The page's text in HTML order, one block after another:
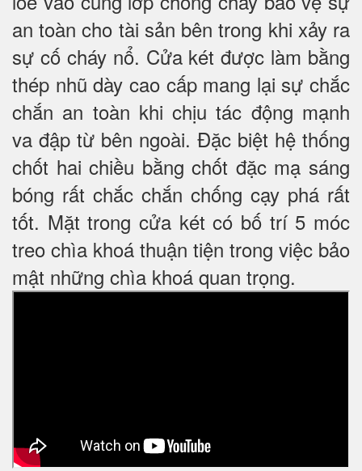
an toàn cho tài sản bên trong khi xảy ra
sự cố cháy nổ. Cửa két được làm bằng
thép nhũ dày cao cấp mang lại sự chắc
chắn an toàn khi chịu tác động mạnh
va đập từ bên ngoài. Đặc biệt hệ thống
chốt hai chiều bằng chốt đặc mạ sáng
bóng rất chắc chắn chống cạy phá rất
tốt. Mặt trong cửa két có bố trí 5 móc
treo chìa khoá thuận tiện trong việc bảo
mật những chìa khoá quan trọng.